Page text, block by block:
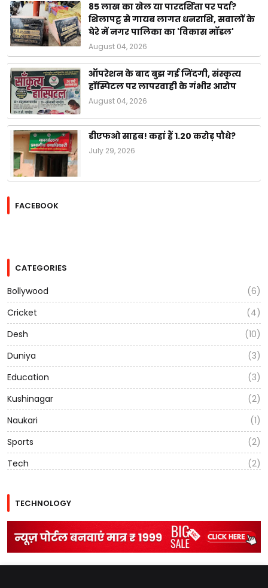
85 लाख का खेल या पारदर्शिता पर पर्दा?
शिलापट्ट से गायब लागत धनराशि, सवालों के
घेरे में नगर पालिका का 'विकास मॉडल'
August 04, 2026
ऑपरेशन के बाद बुझ गई जिंदगी, संस्कृत्य
हॉस्पिटल पर लापरवाही के गंभीर आरोप
August 04, 2026
डीएफओ साहब! कहां हैं 1.20 करोड़ पौधे?
July 29, 2026
FACEBOOK
CATEGORIES
Bollywood
(6)
Cricket
(4)
Desh
(10)
Duniya
(3)
Education
(3)
Kushinagar
(2)
Naukari
(1)
Sports
(2)
Tech
(2)
TECHNOLOGY